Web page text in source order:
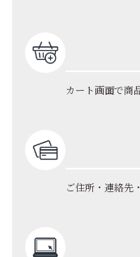
カート画面で商
ご住所・連絡先